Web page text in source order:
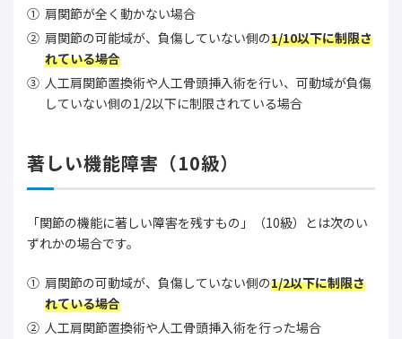
肩関節が全く動かない場合
肩関節の可能域が、負傷していない側の1/10以下に制限さ
れている場合
人工肩関節置換術や人工骨頭挿入術を行い、可動域が負傷
していない側の1/2以下に制限されている場合
著しい機能障害（10級）
「関節の機能に著しい障害を残すもの」（10級）とは次のい
ずれかの場合です。
肩関節の可動域が、負傷していない側の1/2以下に制限さ
れている場合
人工肩関節置換術や人工骨頭挿入術を行った場合